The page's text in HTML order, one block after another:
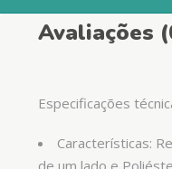
Avaliações
Especificações
Características: